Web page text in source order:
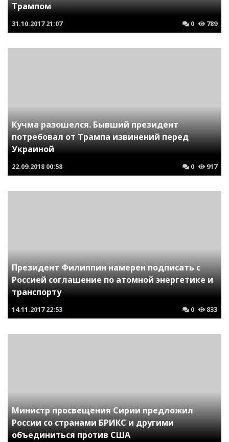
Трампом
31.10.2017 21:07 0 789
Кучма разошелся. Бывший президент
потребовал от Трампа извинений перед
Украиной
22.09.2018 00:58 0 917
Президент Филиппин намерен подписать с
Россией соглашение по атомной энергетике и
транспорту
14.11.2017 22:53 0 833
Министр просвещения Сирии предложил
России со странами БРИКС и другими
объединиться против США